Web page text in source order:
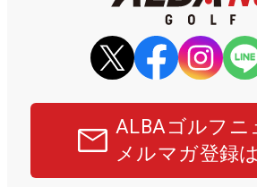
ALBAゴルフニ
メルマガ登録